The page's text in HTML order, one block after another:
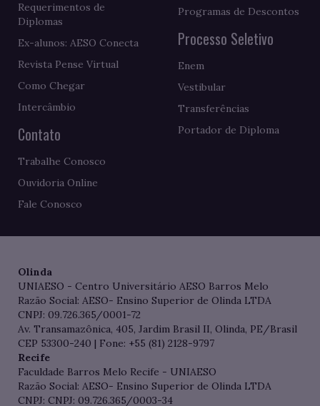
Requerimentos de
Diplomas
Ex-alunos: AESO Conecta
Revista Pense Virtual
Como Chegar
Intercâmbio
Contato
Trabalhe Conosco
Ouvidoria Online
Fale Conosco
Programas de Descontos
Processo Seletivo
Enem
Vestibular
Transferências
Portador de Diploma
Olinda
UNIAESO - Centro Universitário AESO Barros Melo
Razão Social: AESO- Ensino Superior de Olinda LTDA
CNPJ: 09.726.365/0001-72
Av. Transamazônica, 405, Jardim Brasil II, Olinda, PE/Brasil
CEP 53300-240 | Fone: +55 (81) 2128-9797
Recife
Faculdade Barros Melo Recife - UNIAESO
Razão Social: AESO- Ensino Superior de Olinda LTDA
CNPJ: CNPJ: 09.726.365/0003-34